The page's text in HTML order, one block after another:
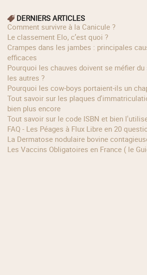
DERNIERS ARTICLES
Comment survivre à la Canicule ?
Le classement Elo, c’est quoi ?
Crampes dans les jambes : principales causes et solutions
efficaces
Pourquoi les chauves doivent se méfier du soleil bien plus que
les autres ?
Pourquoi les cow‑boys portaient‑ils un
Tout savoir sur les plaques d'immatriculation françaises et
bien plus encore
Tout savoir sur le code ISBN et bien
FAQ - Les Péages à Flux Libre en 20
La Dermatose nodulaire bovine
Les Vaccins Obligatoires en France ( le